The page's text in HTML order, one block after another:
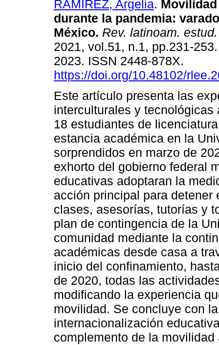
RAMIREZ, Argelia.
durante la pandemia:
México. Rev. latinoam.
2021, vol.51, n.1, pp.231-
2023. ISSN 2448-878X.
https://doi.org/10.48102/
Este artículo presenta las
interculturales y tecnológicas
18 estudiantes de
estancia académica en la
sorprendidos en marzo de
exhorto del gobierno federal
educativas adoptaran la
acción principal para
clases, asesorías, tutorías y
plan de contingencia de la
comunidad mediante la
académicas desde casa a
inicio del confinamiento,
de 2020, todas las
modificando la experiencia
movilidad. Se concluye con
internacionalización
complemento de la